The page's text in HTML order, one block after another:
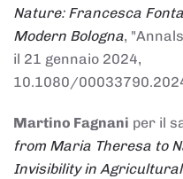
Nature: Francesca
Modern Bologna,
il 21 gennaio 2024,
10.1080/
Martino Fagnani per il
from Maria Theresa to
Invisibility in